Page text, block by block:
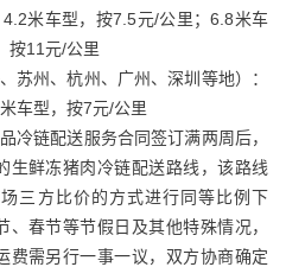
4.2米车型，按7.5元/公里；6.8米车
按11元/公里
苏州、杭州、广州、深圳等地）：
车型，按7元/公里
冷链配送服务合同签订满两周后，
生鲜冻猪肉冷链配送路线，该路线
三方比价的方式进行同等比例下
春节等节假日及其他特殊情况，
费需另行一事一议，双方协商确定